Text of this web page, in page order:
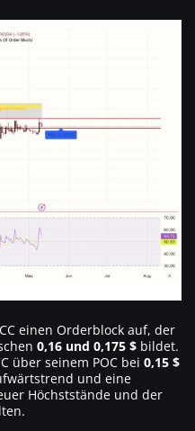
einen Orderblock auf, der
0,16 und 0,175 $ bildet.
über seinem POC bei 0,15 $
und eine
Höchststände und der